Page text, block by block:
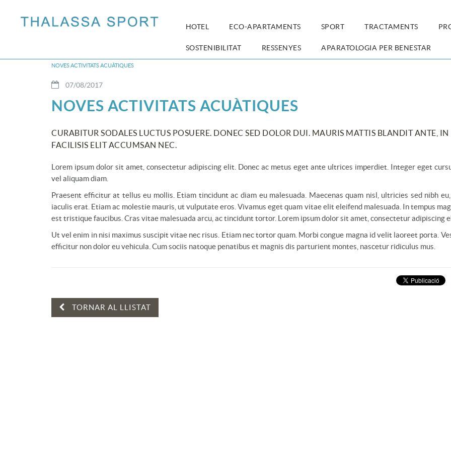
HOTEL ECO-APARTAMENTS SPORT TRACTAMENTS
SOSTENIBILITAT RESSENYES APARATOLOGIA PER BENESTAR
NOVES ACTIVITATS ACUÀTIQUES
07/08/2017
NOVES ACTIVITATS ACUÀTIQUES
CURABITUR SODALES LUCTUS POSUERE. DONEC SED DOLOR DUI. MAURIS MATTIS BLANDIT ANTE, IN
FACILISIS ELIT ACCUMSAN NEC.
Lorem ipsum dolor sit amet, consectetur adipiscing elit. Donec ac metus eget ante ultrices imperdiet. Integer eget
vel aliquam diam.
Praesent efficitur at tellus eu mollis. Etiam tincidunt ac diam eu malesuada. Maecenas quam nisl, ultricies sed nibh
iaculis erat. Etiam ac molestie mauris, ut vulputate eros. Vivamus eget quam vitae elit eleifend malesuada. In tempus
est tristique faucibus. Cras vitae malesuada arcu, ac tincidunt tortor. Lorem ipsum dolor sit amet, consectetur adipiscing
Ut vel enim in nisi maximus suscipit vitae nec risus. Etiam nec tortor quam. Morbi congue magna id velit laoreet porta.
efficitur non dolor eu vehicula. Cum sociis natoque penatibus et magnis dis parturient montes, nascetur ridiculus mus.
TORNAR AL LLISTAT